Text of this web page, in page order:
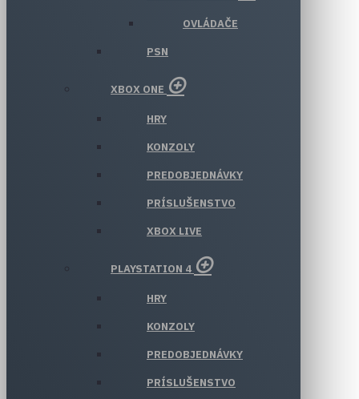
OVLÁDAČE
PSN
XBOX ONE
HRY
KONZOLY
PREDOBJEDNÁVKY
PRÍSLUŠENSTVO
XBOX LIVE
PLAYSTATION 4
HRY
KONZOLY
PREDOBJEDNÁVKY
PRÍSLUŠENSTVO